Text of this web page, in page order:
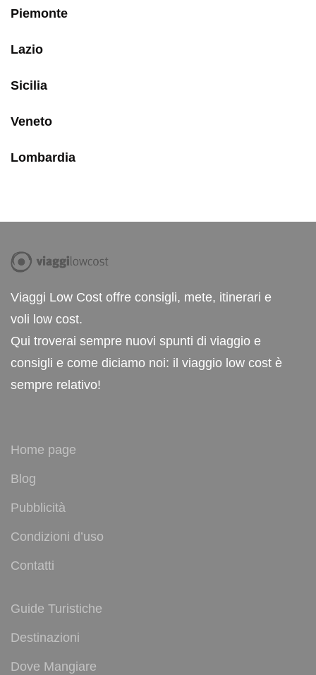
Piemonte
Lazio
Sicilia
Veneto
Lombardia
Viaggi Low Cost offre consigli, mete, itinerari e
voli low cost.
Qui troverai sempre nuovi spunti di viaggio e
consigli e come diciamo noi: il viaggio low cost è
sempre relativo!
Home page
Blog
Pubblicità
Condizioni d’uso
Contatti
Guide Turistiche
Destinazioni
Dove Mangiare